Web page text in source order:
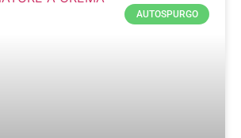
AUTOSPURGO